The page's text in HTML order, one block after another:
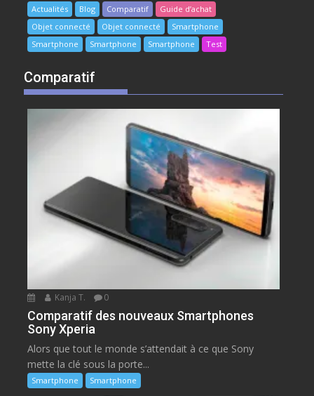
Actualités Blog Comparatif
Guide d’achat
Objet connecté
Objet connecté
Smartphone
Smartphone
Smartphone Smartphone Test
Comparatif
Kanja T. 0
Comparatif des nouveaux Smartphones
Sony Xperia
Alors que tout le monde s’attendait à ce que Sony
mette la clé sous la porte...
Smartphone Smartphone